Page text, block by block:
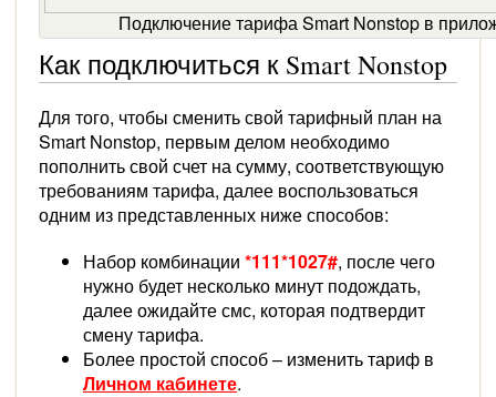
Подключение тарифа Smart Nonstop в
Как подключиться к Smart Nonstop
Для того, чтобы сменить свой тарифный план на
Smart Nonstop, первым делом необходимо
пополнить свой счет на сумму, соответствующую
требованиям тарифа, далее воспользоваться
одним из представленных ниже способов:
Набор комбинации *111*1027#, после чего
нужно будет несколько минут подождать,
далее ожидайте смс, которая подтвердит
смену тарифа.
Более простой способ – изменить тариф в
Личном кабинете.